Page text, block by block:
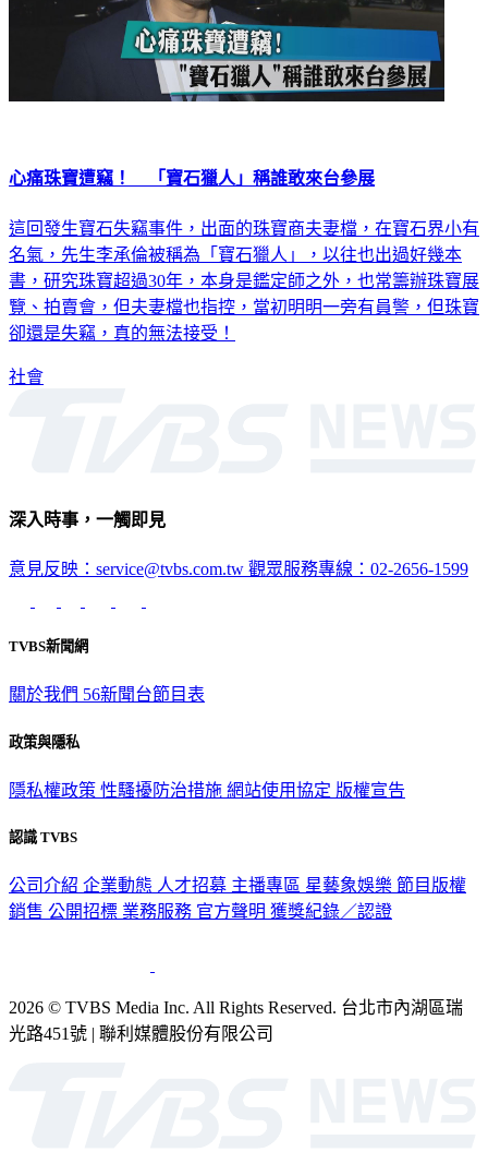
心痛珠寶遭竊！ 「寶石獵人」稱誰敢來台參展
這回發生寶石失竊事件，出面的珠寶商夫妻檔，在寶石界小有
名氣，先生李承倫被稱為「寶石獵人」，以往也出過好幾本
書，研究珠寶超過30年，本身是鑑定師之外，也常籌辦珠寶展
覽、拍賣會，但夫妻檔也指控，當初明明一旁有員警，但珠寶
卻還是失竊，真的無法接受！
社會
深入時事，一觸即見
意見反映：service@tvbs.com.tw 觀眾服務專線：02-2656-1599
TVBS新聞網
關於我們 56新聞台節目表
政策與隱私
隱私權政策 性騷擾防治措施 網站使用協定 版權宣告
認識 TVBS
公司介紹 企業動態 人才招募 主播專區 星藝象娛樂 節目版權
銷售 公開招標 業務服務 官方聲明 獲獎紀錄／認證
2026 © TVBS Media Inc. All Rights Reserved. 台北市內湖區瑞
光路451號 | 聯利媒體股份有限公司